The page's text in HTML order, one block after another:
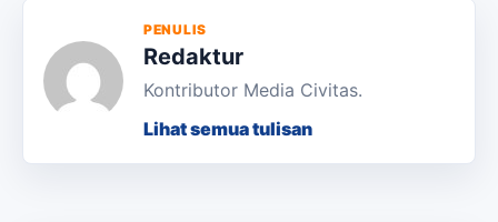
PENULIS
Redaktur
Kontributor Media Civitas.
Lihat semua tulisan